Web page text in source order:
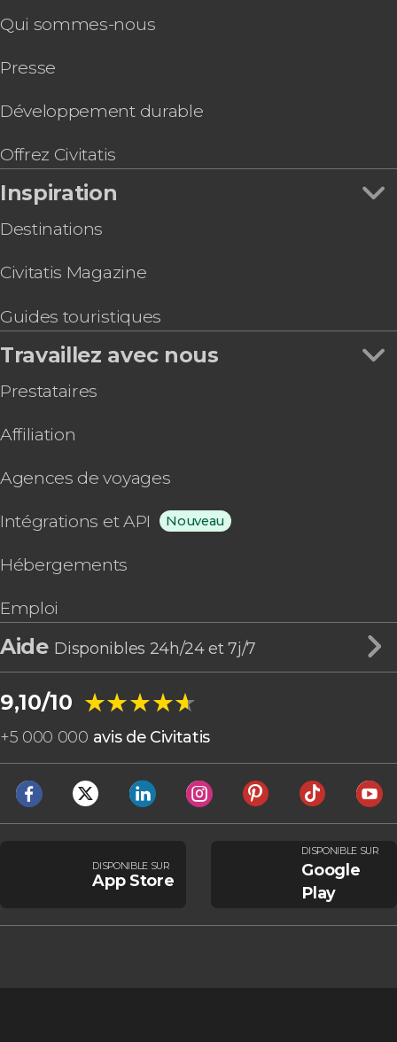
Qui sommes-nous
Presse
Développement durable
Offrez Civitatis
Inspiration
Destinations
Civitatis Magazine
Guides touristiques
Travaillez avec nous
Prestataires
Affiliation
Agences de voyages
Intégrations et API Nouveau
Hébergements
Emploi
Aide Disponibles 24h/24 et 7j/7
9,10/10 ★★★★★
★★★★★
+5 000 000 avis de Civitatis
DISPONIBLE SUR
App Store
DISPONIBLE SUR
Google
Play